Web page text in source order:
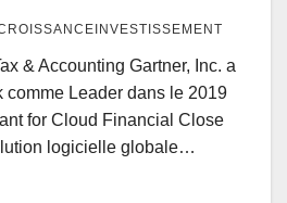
& Accounting Gartner, Inc. a
comme Leader dans le 2019
for Cloud Financial Close
logicielle globale…